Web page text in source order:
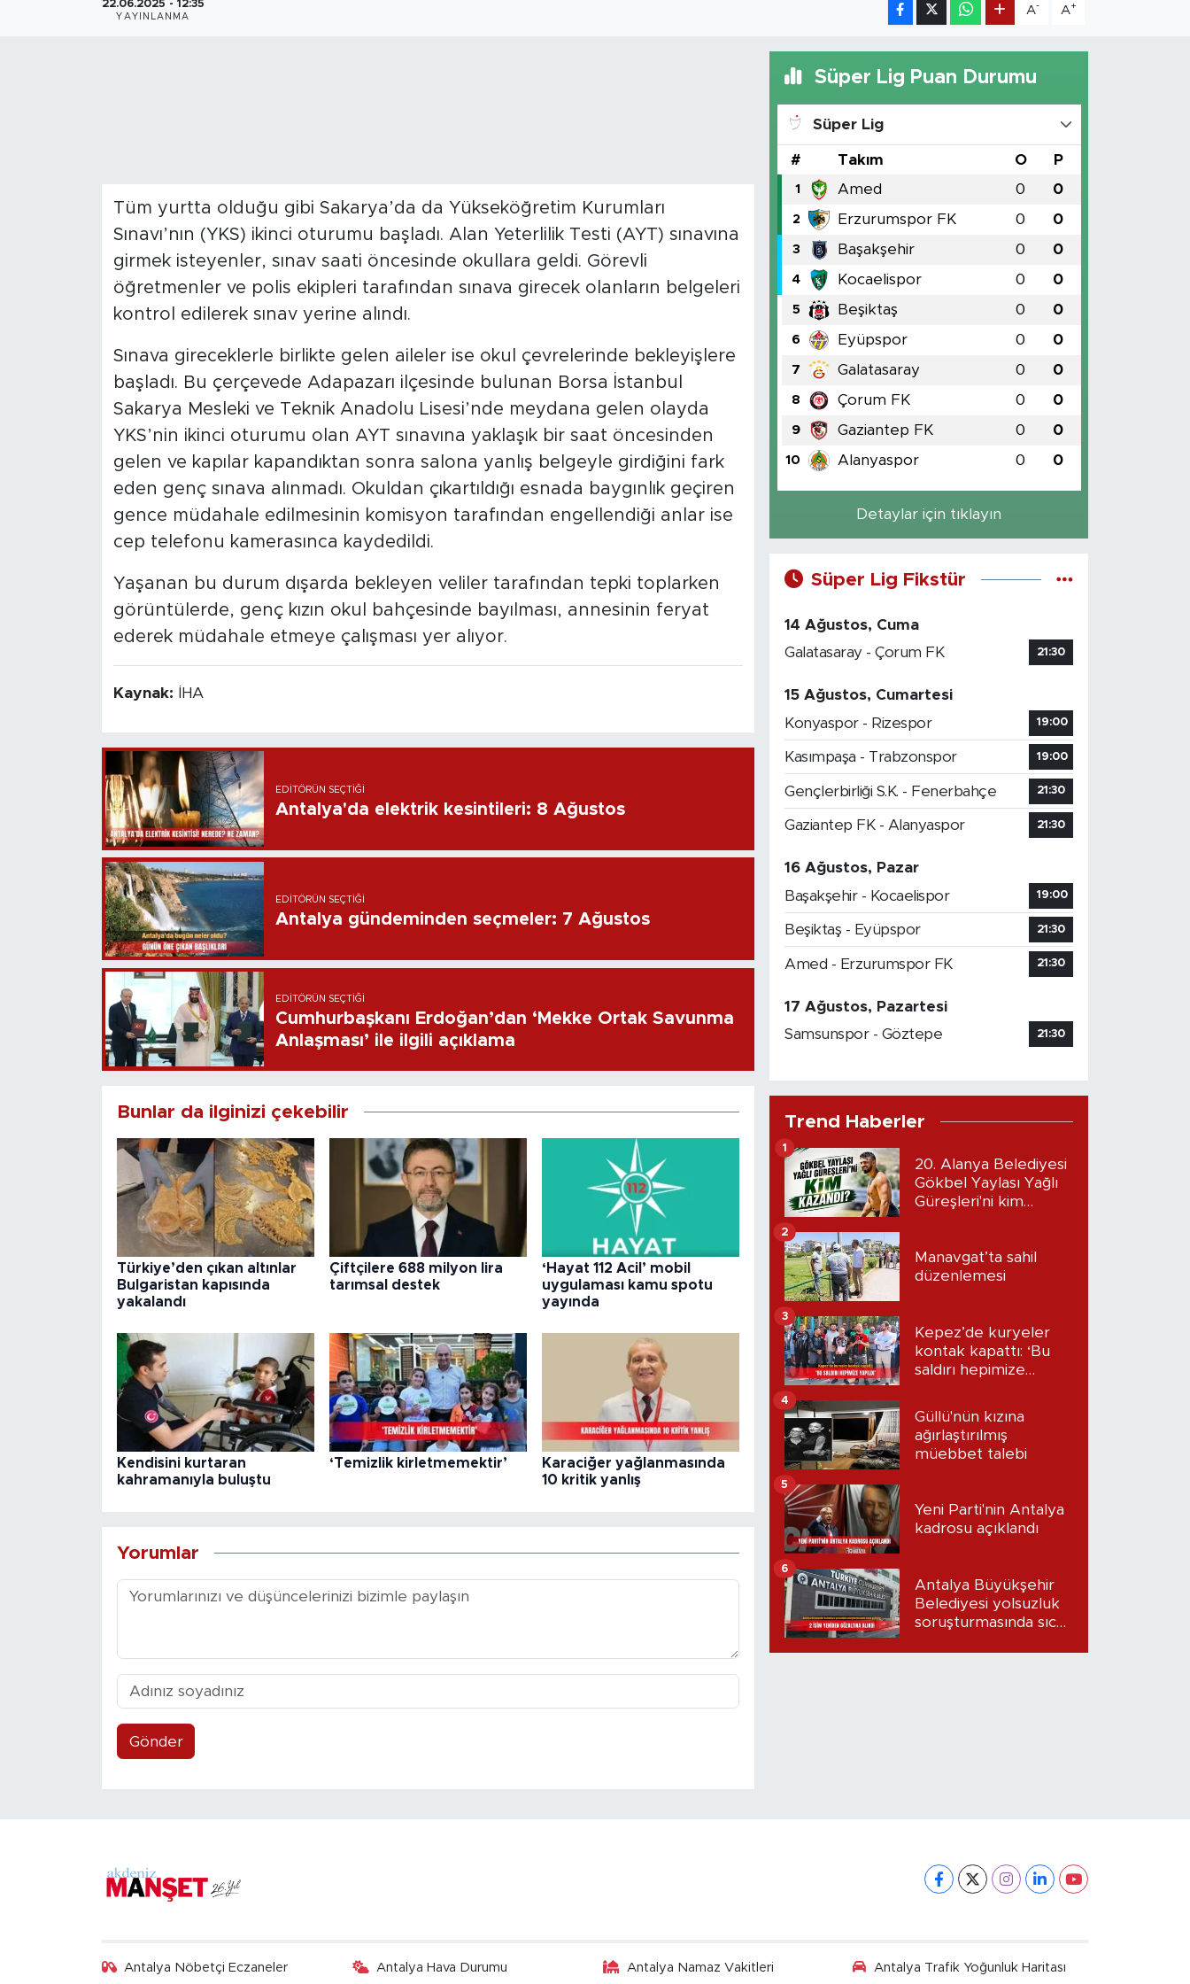
22.06.2025 - 12:35
YAYINLANMA
A- A+
Tüm yurtta olduğu gibi Sakarya’da da Yükseköğretim Kurumları
Sınavı’nın (YKS) ikinci oturumu başladı. Alan Yeterlilik Testi (AYT) sınavına
girmek isteyenler, sınav saati öncesinde okullara geldi. Görevli
öğretmenler ve polis ekipleri tarafından sınava girecek olanların belgeleri
kontrol edilerek sınav yerine alındı.
Sınava gireceklerle birlikte gelen aileler ise okul çevrelerinde bekleyişlere
başladı. Bu çerçevede Adapazarı ilçesinde bulunan Borsa İstanbul
Sakarya Mesleki ve Teknik Anadolu Lisesi’nde meydana gelen olayda
YKS’nin ikinci oturumu olan AYT sınavına yaklaşık bir saat öncesinden
gelen ve kapılar kapandıktan sonra salona yanlış belgeyle girdiğini fark
eden genç sınava alınmadı. Okuldan çıkartıldığı esnada baygınlık geçiren
gence müdahale edilmesinin komisyon tarafından engellendiği anlar ise
cep telefonu kamerasınca kaydedildi.
Yaşanan bu durum dışarda bekleyen veliler tarafından tepki toplarken
görüntülerde, genç kızın okul bahçesinde bayılması, annesinin feryat
ederek müdahale etmeye çalışması yer alıyor.
Kaynak: İHA
EDITÖRÜN SEÇTIĞI
Antalya'da elektrik kesintileri: 8 Ağustos
EDITÖRÜN SEÇTIĞI
Antalya gündeminden seçmeler: 7 Ağustos
EDITÖRÜN SEÇTIĞI
Cumhurbaşkanı Erdoğan’dan ‘Mekke Ortak Savunma
Anlaşması’ ile ilgili açıklama
Bunlar da ilginizi çekebilir
Türkiye’den çıkan altınlar
Bulgaristan kapısında
yakalandı
Çiftçilere 688 milyon lira
tarımsal destek
‘Hayat 112 Acil’ mobil
uygulaması kamu spotu
yayında
Kendisini kurtaran
kahramanıyla buluştu
‘Temizlik kirletmemektir’
Karaciğer yağlanmasında
10 kritik yanlış
Yorumlar
Gönder
Süper Lig Puan Durumu
Süper Lig
# Takım O P
1 Amed 0 0
2 Erzurumspor FK 0 0
3 Başakşehir 0 0
4 Kocaelispor 0 0
5 Beşiktaş 0 0
6 Eyüpspor 0 0
7 Galatasaray 0 0
8 Çorum FK 0 0
9 Gaziantep FK 0 0
10 Alanyaspor 0 0
Detaylar için tıklayın
Süper Lig Fikstür
14 Ağustos, Cuma
Galatasaray - Çorum FK
21:30
15 Ağustos, Cumartesi
Konyaspor - Rizespor
19:00
Kasımpaşa - Trabzonspor 19:00
Gençlerbirliği S.K. - Fenerbahçe 21:30
Gaziantep FK - Alanyaspor 21:30
16 Ağustos, Pazar
Başakşehir - Kocaelispor
19:00
Beşiktaş - Eyüpspor 21:30
Amed - Erzurumspor FK 21:30
17 Ağustos, Pazartesi
Samsunspor - Göztepe
21:30
Trend Haberler
20. Alanya Belediyesi
Gökbel Yaylası Yağlı
Güreşleri'ni kim
1
Manavgat’ta sahil
düzenlemesi
2
Kepez’de kuryeler
kontak kapattı: ‘Bu
saldırı hepimize
3
Güllü'nün kızına
ağırlaştırılmış
müebbet talebi
4
Yeni Parti'nin Antalya
kadrosu açıklandı
5
Antalya Büyükşehir
Belediyesi yolsuzluk
soruşturmasında sıcak
6
Antalya Nöbetçi Eczaneler Antalya Hava Durumu Antalya Namaz Vakitleri Antalya Trafik Yoğunluk Haritası